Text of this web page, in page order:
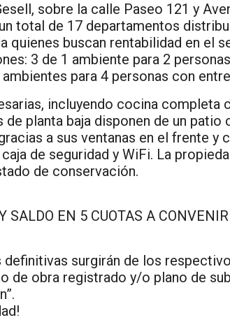
sobre la calle Paseo 121 y
total de 17 departamentos
quienes buscan rentabilidad en el
3 de 1 ambiente para 2
para 4 personas con
incluyendo cocina completa
planta baja disponen de un
a sus ventanas en el frente y
de seguridad y WiFi. La
de conservación.
SALDO EN 5 CUOTAS A CONVENIR
surgirán de los
de obra registrado y/o plano de